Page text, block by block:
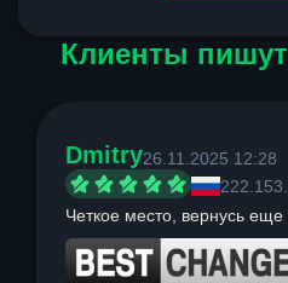
Клиенты пишут
Dmitry26.11.2025 12:28
Четкое место, вернусь еще